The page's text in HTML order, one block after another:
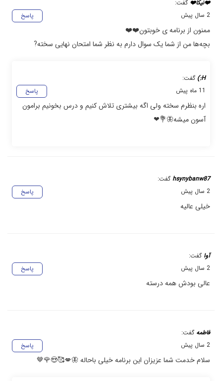
❤️نیکا❤️ گفت:
پاسخ
2 سال پیش
ممنون از برنامه ی خوبتون❤️❤️
بچه‌ها من از شما یک سوال دارم به نظر شما امتحان نهایی سخته?
H:)
گفت:
پاسخ
11 ماه پیش
اره بنظرم سخته ولی اگه بیشتری تلاش کنیم و درس بخونیم برامون
آسون میشه🦋💐❤
hsynybanw87 گفت:
پاسخ
2 سال پیش
خیلی عالیه
آوا گفت:
پاسخ
2 سال پیش
عالی بودش همه درسته
فاطمه گفت:
پاسخ
2 سال پیش
سلام خدمت شما عزیزان این برنامه خیلی باحاله 🦋💋🥰😍🌹🤎